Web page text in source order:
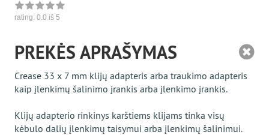
rating: 0.0 iš 5
PREKĖS APRAŠYMAS
Crease 33 x 7 mm klijų adapteris arba traukimo adapteris
kaip įlenkimų šalinimo įrankis arba įlenkimo įrankis.
Klijų adapterio rinkinys karštiems klijams tinka visų
kėbulo dalių įlenkimų taisymui arba įlenkimų šalinimui.